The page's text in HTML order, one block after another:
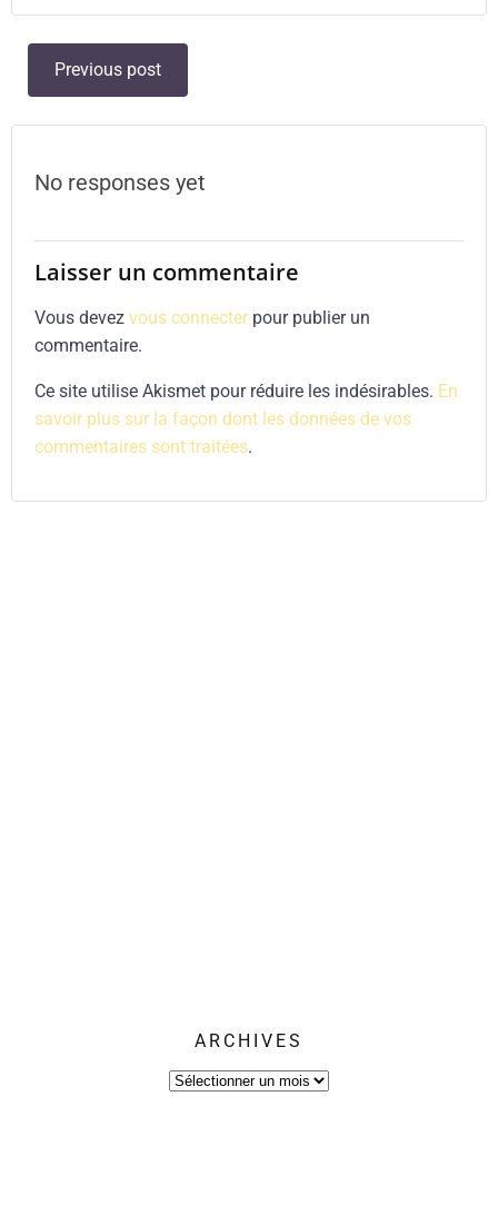
Post
navigation
Previous post
No responses yet
Laisser un commentaire
Vous devez vous connecter pour publier un
commentaire.
Ce site utilise Akismet pour réduire les indésirables. En
savoir plus sur la façon dont les données de vos
commentaires sont traitées.
ARCHIVES
Archives